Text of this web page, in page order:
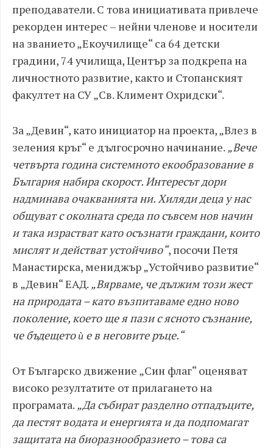
преподаватели. С това инициативата привлече
рекорден интерес – нейни членове и носители
на званието „Екоучилище“ са 64 детски
градини, 74 училища, Център за подкрепа на
личностното развитие, както и Стопанският
факултет на СУ „Св. Климент Охридски“.
За „Девин“, като инициатор на проекта, „Влез в
зеления кръг“ е дългосрочно начинание. „Вече
четвърта година системното екообразование в
България набира скорост. Интересът дори
надминава очакванията ни. Хиляди деца у нас
общуват с околната среда по съвсем нов начин
и така израстват като осъзнати граждани, които
мислят и действат устойчиво“, посочи Петя
Манастирска, мениджър „Устойчиво развитие“
в „Девин“ ЕАД. „Вярваме, че дължим този жест
на природата – като възпитаваме едно ново
поколение, което ще я пази с ясното съзнание,
че бъдещето ѝ е в неговите ръце.“
От Българско движение „Син флаг“ оценяват
високо резултатите от прилагането на
програмата. „Да събират разделно отпадъците,
да пестят водата и енергията и да подпомагат
защитата на биоразнообразието – това са